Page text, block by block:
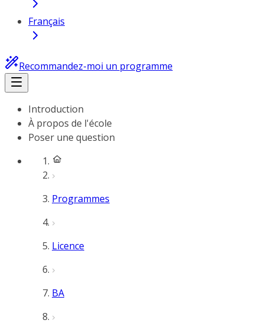
Français
Recommandez-moi un programme
Introduction
À propos de l'école
Poser une question
Programmes
Licence
BA